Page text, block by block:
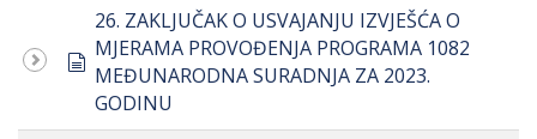
document
26. ZAKLJUČAK O USVAJANJU IZVJEŠĆA O
MJERAMA PROVOĐENJA PROGRAMA 1082
MEĐUNARODNA SURADNJA ZA 2023.
GODINU